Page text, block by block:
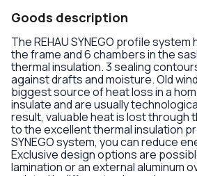
Goods description
The REHAU SYNEGO profile system
the frame and 6 chambers in the
thermal insulation. 3 sealing
against drafts and moisture. Old
biggest source of heat loss in a
insulate and are usually
result, valuable heat is lost through
to the excellent thermal insulation
SYNEGO system, you can reduce
Exclusive design options are
lamination or an external aluminum